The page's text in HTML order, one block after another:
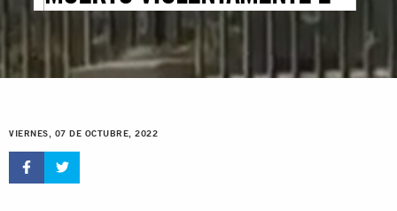
REPRESIÓN SANGRIENTA
VIERNES, 07 DE OCTUBRE, 2022